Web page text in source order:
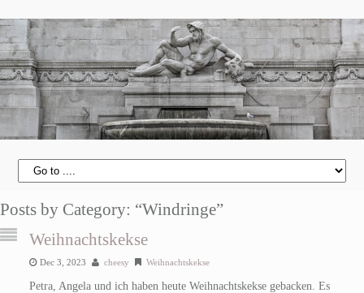
Posts by Category: “Windringe”
Weihnachtskekse
Dec 3, 2023 cheesy Weihnachtskekse
Petra, Angela und ich haben heute Weihnachtskekse gebacken. Es